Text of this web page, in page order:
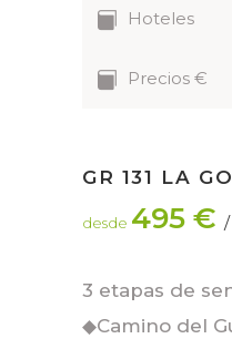
Hoteles
Precios €
GR 131 LA
desde 495 €
3 etapas de
◆Camino del